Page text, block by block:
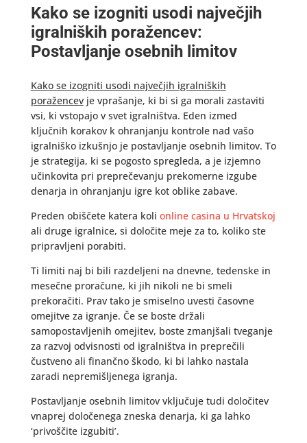
Kako se izogniti usodi največjih
igralniških poražencev:
Postavljanje osebnih limitov
Kako se izogniti usodi največjih igralniških
poražencevje vprašanje, ki bi si ga morali zastaviti
vsi, ki vstopajo v svet igralništva. Eden izmed
ključnih korakov k ohranjanju kontrole nad vašo
igralniško izkušnjo je postavljanje osebnih limitov. To
je strategija, ki se pogosto spregleda, a je izjemno
učinkovita pri preprečevanju prekomerne izgube
denarja in ohranjanju igre kot oblike zabave.
Preden obiščete katera koli online casina u Hrvatskoj
ali druge igralnice, si določite meje za to, koliko ste
pripravljeni porabiti.
Ti limiti naj bi bili razdeljeni na dnevne, tedenske in
mesečne proračune, ki jih nikoli ne bi smeli
prekoračiti. Prav tako je smiselno uvesti časovne
omejitve za igranje. Če se boste držali
samopostavljenih omejitev, boste zmanjšali tveganje
za razvoj odvisnosti od igralništva in preprečili
čustveno ali finančno škodo, ki bi lahko nastala
zaradi nepremišljenega igranja.
Postavljanje osebnih limitov vključuje tudi določitev
vnaprej določenega zneska denarja, ki ga lahko
‘privoščite izgubiti’.